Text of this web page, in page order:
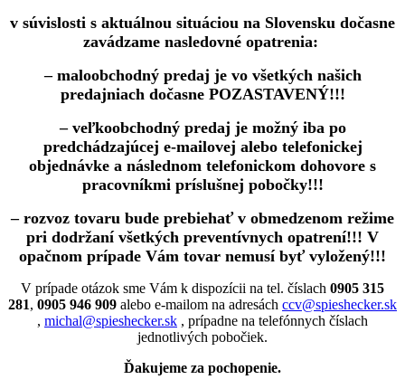
v súvislosti s aktuálnou situáciou na Slovensku dočasne
zavádzame nasledovné opatrenia:
– maloobchodný predaj je vo všetkých našich
predajniach dočasne POZASTAVENÝ!!!
– veľkoobchodný predaj je možný iba po
predchádzajúcej e-mailovej alebo telefonickej
objednávke a následnom telefonickom dohovore s
pracovníkmi príslušnej pobočky!!!
– rozvoz tovaru bude prebiehať v obmedzenom režime
pri dodržaní všetkých preventívnych opatrení!!! V
opačnom prípade Vám tovar nemusí byť vyložený!!!
V prípade otázok sme Vám k dispozícii na tel. číslach 0905 315
281, 0905 946 909 alebo e-mailom na adresách ccv@spieshecker.sk
, michal@spieshecker.sk , prípadne na telefónnych číslach
jednotlivých pobočiek.
Ďakujeme za pochopenie.